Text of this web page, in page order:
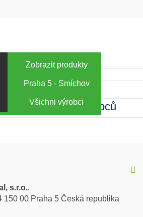
za výhodné ceny
Zobrazit produkty
prodejna
Praha 5 - Smíchov
mnoha výrobců
Všichni výrobci
s.r.o.,
150 00 Praha 5 Česká republika